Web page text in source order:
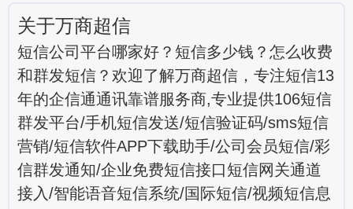
关于万商超信
短信公司平台哪家好？短信多少钱？怎么收费
和群发短信？欢迎了解万商超信，专注短信13
年的企信通通讯靠谱服务商,专业提供106短信
群发平台/手机短信发送/短信验证码/sms短信
营销/短信软件APP下载助手/公司会员短信/彩
信群发通知/企业免费短信接口短信网关通道
接入/智能语音短信系统/国际短信/视频短信息